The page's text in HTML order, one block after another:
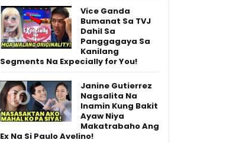
Vice Ganda
Bumanat Sa TVJ
Dahil Sa
Panggagaya Sa
Kanilang
Segments Na Expecially for You!
Janine Gutierrez
Nagsalita Na
Inamin Kung Bakit
Ayaw Niya
Makatrabaho Ang
Ex Na Si Paulo Avelino!